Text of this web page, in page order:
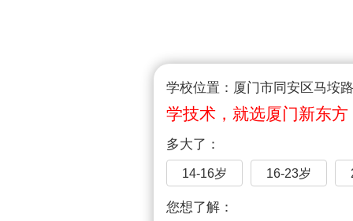
学校位置：厦门市同安区马垵
学技术，就选厦门新东方
多大了：
14-16岁 16-23岁
您想了解：